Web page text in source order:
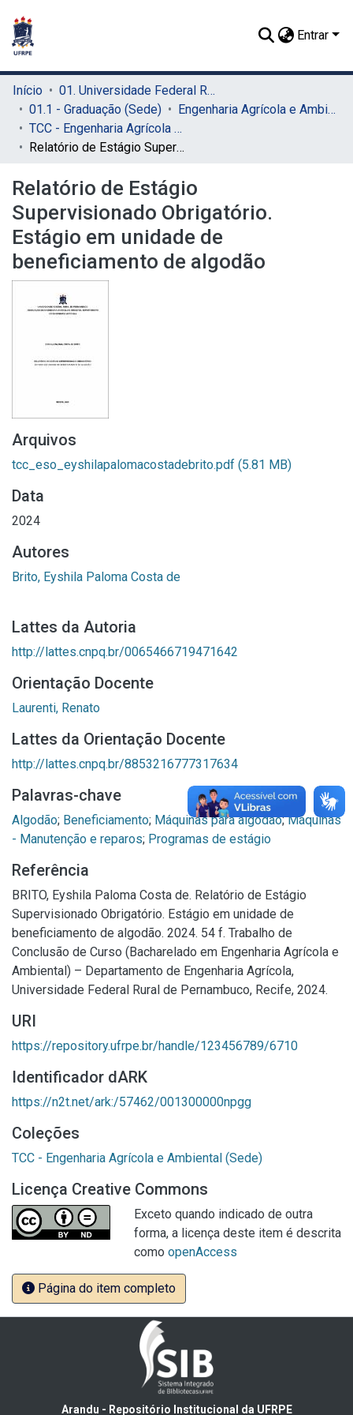
Entrar
Início
01. Universidade Federal Rural de Pernambuco - UFRPE (Sede)
01.1 - Graduação (Sede)
Engenharia Agrícola e Ambiental (Sede)
TCC - Engenharia Agrícola e Ambiental (Sede)
Relatório de Estágio Supervisionado Obrigatório. Estágio em unidade de beneficiamento de algodão
Relatório de Estágio
Supervisionado Obrigatório.
Estágio em unidade de
beneficiamento de algodão
Arquivos
tcc_eso_eyshilapalomacostadebrito.pdf (5.81 MB)
Data
2024
Autores
Brito, Eyshila Paloma Costa de
Lattes da Autoria
http://lattes.cnpq.br/0065466719471642
Orientação Docente
Laurenti, Renato
Lattes da Orientação Docente
http://lattes.cnpq.br/8853216777317634
Palavras-chave
Algodão; Beneficiamento; Máquinas para algodão;Máquinas
- Manutenção e reparos; Programas de estágio
Referência
BRITO, Eyshila Paloma Costa de. Relatório de Estágio
Supervisionado Obrigatório. Estágio em unidade de
beneficiamento de algodão. 2024. 54 f. Trabalho de
Conclusão de Curso (Bacharelado em Engenharia Agrícola e
Ambiental) – Departamento de Engenharia Agrícola,
Universidade Federal Rural de Pernambuco, Recife, 2024.
URI
https://repository.ufrpe.br/handle/123456789/6710
Identificador dARK
https://n2t.net/ark:/57462/001300000npgg
Coleções
TCC - Engenharia Agrícola e Ambiental (Sede)
Licença Creative Commons
Exceto quando indicado de outra
forma, a licença deste item é descrita
como openAccess
Página do item completo
Arandu - Repositório Institucional da UFRPE